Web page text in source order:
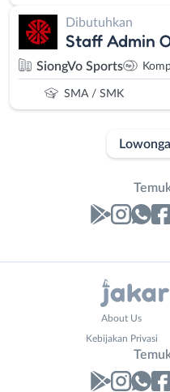
Dibutuhkan
Staff Admin
SiongVo Sports
SMA / SMK
About Us
Kebijakan Privasi